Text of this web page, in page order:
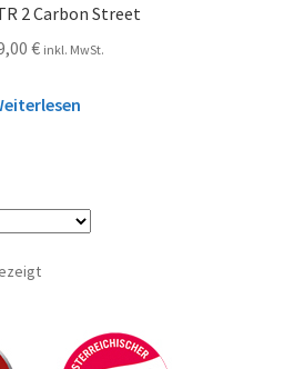
2 Carbon Street
€ inkl. MwSt.